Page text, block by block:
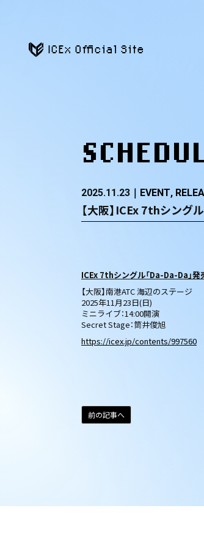
ICEx Official Site
2025.11.23 EVENT
【大阪】ICEx 7thシング
ICEx 7thシングル「Da-Da-Da」
【大阪】南港ATC 海辺のステージ
2025年11月23日(日)
ミニライブ：14:00開演
Secret Stage：筒井俊旭
https://icex.jp/contents/997560
前の記事へ